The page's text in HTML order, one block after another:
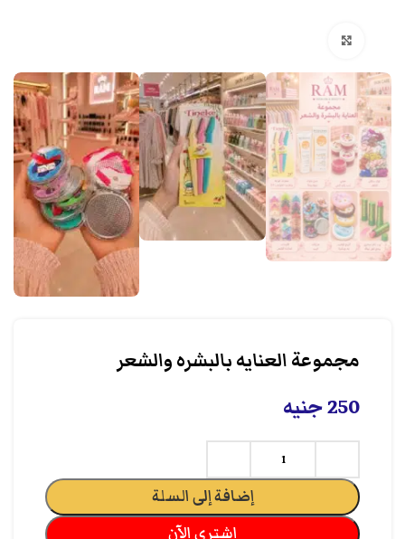
مجموعة العنايه بالبشره والشعر
250جنيه
إضافة إلى السلة
اشتري الآن